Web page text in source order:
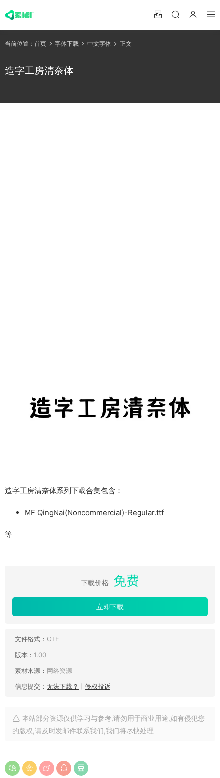
当前位置： 首页 字体下载 中文字体 正文
造字工房清奈体
造字工房清奈体系列下载合集包含：
MF QingNai(Noncommercial)-Regular.ttf
等
下载价格 免费
立即下载
文件格式： OTF
版本： 1.00
素材来源： 网络资源
信息提交： 无法下载？ 侵权投诉
本站部分资源仅供学习与参考,请勿用于商业用途,如有侵犯您
的版权,请及时发邮件联系我们,我们将尽快处理